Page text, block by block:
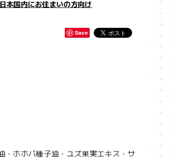
日本国内にお住まいの方向け
Save
・ホホバ種子油・ユズ果実エキス・サ